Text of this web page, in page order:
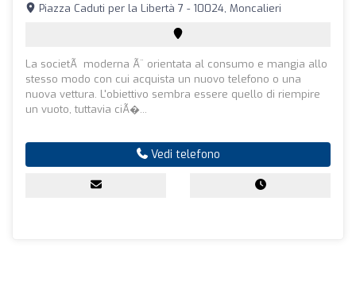
Piazza Caduti per la Libertà 7 - 10024, Moncalieri
La societÃ moderna Ã¨ orientata al consumo e mangia allo
stesso modo con cui acquista un nuovo telefono o una
nuova vettura. L'obiettivo sembra essere quello di riempire
un vuoto, tuttavia ciÃ�...
Vedi telefono